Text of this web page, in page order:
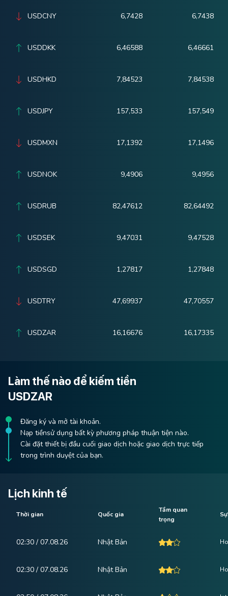
USDCNY 6,7428 6,7438
USDDKK 6,46588 6,46661
USDHKD 7,84523 7,84538
USDJPY 157,533 157,549
USDMXN 17,1392 17,1496
USDNOK 9,4906 9,4956
USDRUB 82,47612 82,64492
USDSEK 9,47031 9,47528
USDSGD 1,27817 1,27848
USDTRY 47,69937 47,70557
USDZAR 16,16676 16,17335
Làm thế nào để kiếm tiền
USDZAR
Đăng ký và mở tài khoản.
Nạp tiềnsử dụng bất kỳ phương pháp thuận tiện nào.
Cài đặt thiết bị đầu cuối giao dịch hoặc giao dịch trực tiếp
trong trình duyệt của bạn.
Lịch kinh tế
Thời gian Quốc gia
Tầm quan
trọng
02:30 / 07.08.26 Nhật Bản
02:30 / 07.08.26 Nhật Bản